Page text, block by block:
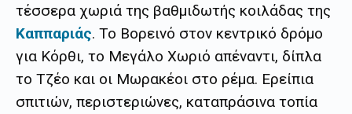
τέσσερα χωριά της βαθμιδωτής κοιλάδας της
Καππαριάς. Το Βορεινό στον κεντρικό δρόμο
για Κόρθι, το Μεγάλο Χωριό απέναντι, δίπλα
το Τζέο και οι Μωρακέοι στο ρέμα. Ερείπια
σπιτιών, περιστεριώνες, καταπράσινα τοπία